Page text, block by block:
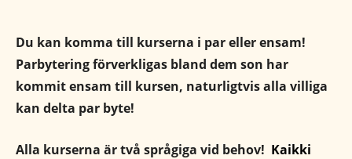
Du kan komma till kurserna i par eller ensam!
Parbytering förverkligas bland dem son har
kommit ensam till kursen, naturligtvis alla villiga
kan delta par byte!
Alla kurserna är två språgiga vid behov! Kaikki